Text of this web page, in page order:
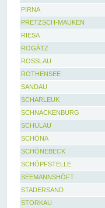
PIRNA
PRETZSCH-MAUKEN
RIESA
ROGÄTZ
ROSSLAU
ROTHENSEE
SANDAU
SCHARLEUK
SCHNACKENBURG
SCHULAU
SCHÖNA
SCHÖNEBECK
SCHÖPFSTELLE
SEEMANNSHÖFT
STADERSAND
STORKAU